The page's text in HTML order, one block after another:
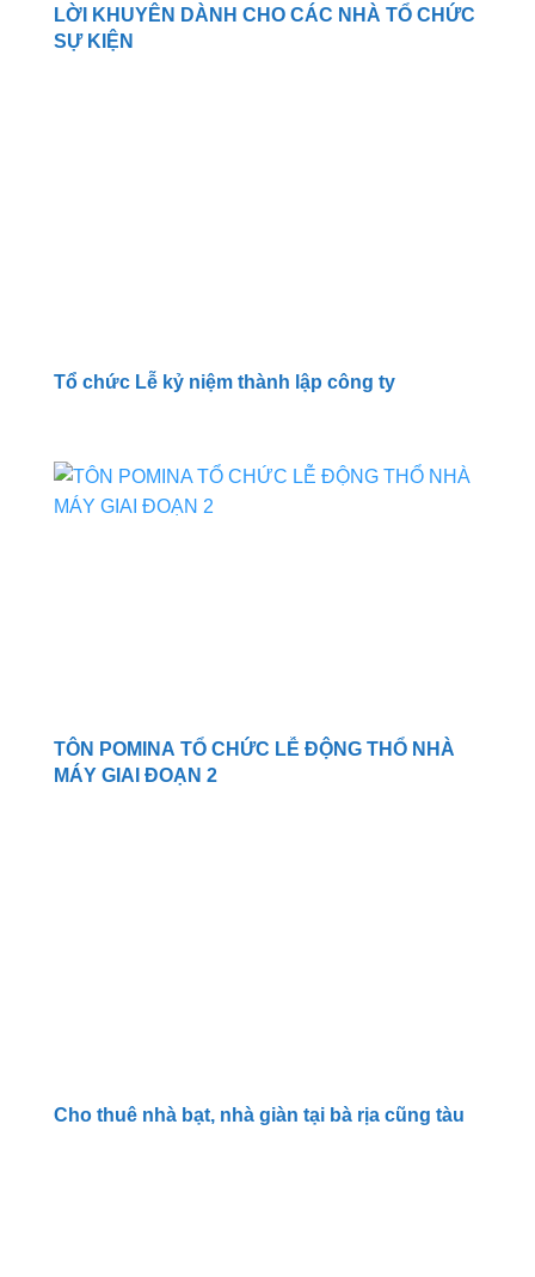
LỜI KHUYÊN DÀNH CHO CÁC NHÀ TỔ CHỨC
SỰ KIỆN
Tổ chức Lễ kỷ niệm thành lập công ty
TÔN POMINA TỔ CHỨC LỄ ĐỘNG THỔ NHÀ
MÁY GIAI ĐOẠN 2
Cho thuê nhà bạt, nhà giàn tại bà rịa cũng tàu